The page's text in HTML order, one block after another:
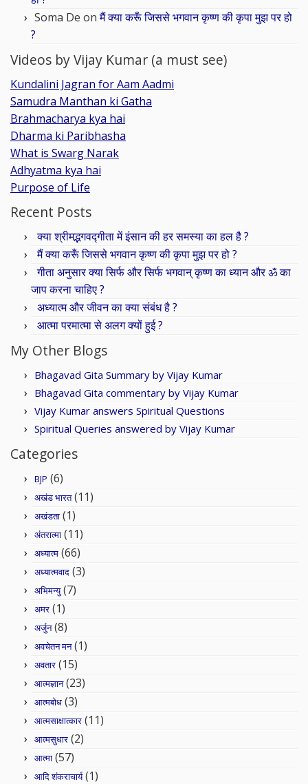
Soma De onमैं क्या करूँ जिससे भगवान कृष्ण की कृपा मुझ पर हो
?
Videos by Vijay Kumar (a must see)
Kundalini Jagran for Aam Aadmi
Samudra Manthan ki Gatha
Brahmacharya kya hai
Dharma ki Paribhasha
What is Swarg Narak
Adhyatma kya hai
Purpose of Life
Recent Posts
क्या श्रीमद्भगवद्गीता में इंसान की हर समस्या का हल है ?
मैं क्या करूँ जिससे भगवान कृष्ण की कृपा मुझ पर हो ?
गीता अनुसार क्या सिर्फ और सिर्फ भगवान् कृष्ण का ध्यान और ॐ का
जाप करना चाहिए ?
अध्यात्म और जीवन का क्या संबंध है ?
आत्मा परमात्मा से अलग क्यों हुई ?
My Other Blogs
Bhagavad Gita Summary by Vijay Kumar
Bhagavad Gita commentary by Vijay Kumar
Vijay Kumar answers Spiritual Questions
Spiritual Queries answered by Vijay Kumar
Categories
BJP (6)
अखंड भारत(11)
अखंडता (1)
अंतरात्मा (11)
अध्यात्म (66)
अध्यात्मवाद (3)
अभिमन्यु(7)
अमर (1)
अर्जुन(8)
अवचेतन मन(1)
अवतार (15)
आत्मज्ञान(23)
आत्मबोध (3)
आत्मसाक्षात्कार (11)
आत्मसुधार (2)
आत्मा (57)
आदि शंकराचार्य(1)